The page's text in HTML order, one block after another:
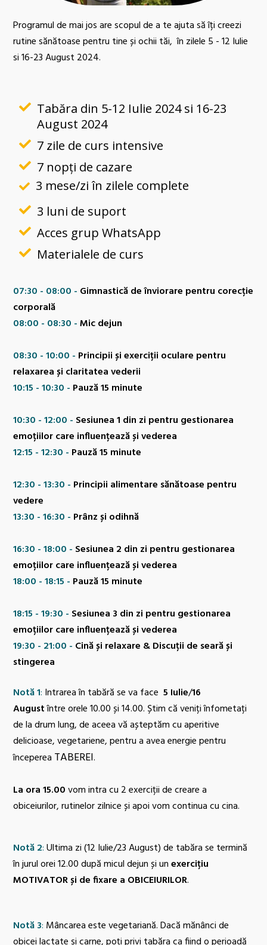
Programul de mai jos are scopul de a te ajuta să îți creezi
rutine sănătoase pentru tine și ochii tăi, în zilele 5 - 12 Iulie
si 16-23 August 2024.
Tabăra din 5-12 Iulie 2024 si 16-23
August 2024
7 zile de curs intensive
7 nopți de cazare
3 mese/zi în zilele complete
3 luni de suport
Acces grup WhatsApp
Materialele de curs
07:30 - 08:00 - Gimnastică de înviorare pentru corecție
corporală
08:00 - 08:30 -Mic dejun
08:30 - 10:00 - Principii și exerciții oculare pentru
relaxarea și claritatea vederii
10:15 - 10:30 - Pauză 15 minute
10:30 - 12:00 - Sesiunea 1 din zi pentru gestionarea
emoțiilor care influențează și vederea
12:15 - 12:30 - Pauză 15 minute
12:30 - 13:30 - Principii alimentare sănătoase pentru
vedere
13:30 - 16:30 - Prânz și odihnă
16:30 - 18:00 - Sesiunea 2 din zi pentru gestionarea
emoțiilor care influențează și vederea
18:00 - 18:15 - Pauză 15 minute
18:15 - 19:30 - Sesiunea 3 din zi pentru gestionarea
emoțiilor care influențează și vederea
19:30 - 21:00 - Cină și relaxare &Discuții de seară și
stingerea
Notă 1: Intrarea în tabără se va face 5 Iulie/16
Augustîntreorele 10.00 și 14.00. Știm că veniți înfometați
de la drum lung, de aceea vă așteptăm cu aperitive
delicioase, vegetariene, pentru a avea energie pentru
începerea TABEREI.
La ora 15.00vom intra cu 2 exerciții de creare a
obiceiurilor, rutinelor zilnice și apoi vom continua cu cina.
Notă 2:Ultima zi (12 Iulie/23 August) de tabăra se termină
în jurul orei 12.00 după micul dejun și unexercițiu
MOTIVATOR și de fixare a OBICEIURILOR.
Notă 3: Mâncarea este vegetariană. Dacă mănânci de
obicei lactate și carne, poți privi tabăra ca fiind o perioadă